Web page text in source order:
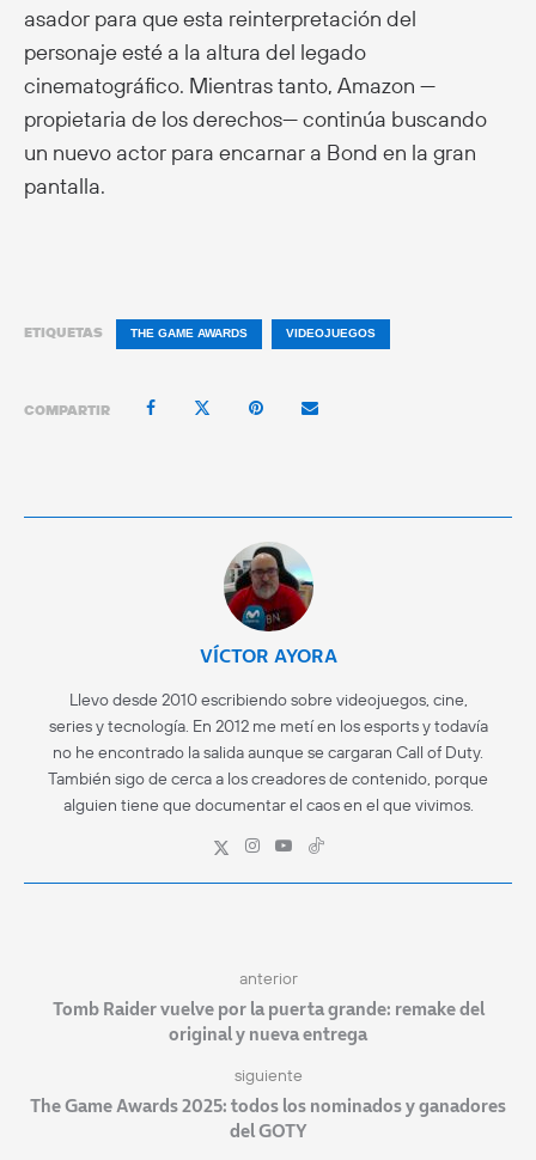
asador para que esta reinterpretación del
personaje esté a la altura del legado
cinematográfico. Mientras tanto, Amazon —
propietaria de los derechos— continúa buscando
un nuevo actor para encarnar a Bond en la gran
pantalla.
ETIQUETAS THE GAME AWARDS VIDEOJUEGOS
COMPARTIR
VÍCTOR AYORA
Llevo desde 2010 escribiendo sobre videojuegos, cine,
series y tecnología. En 2012 me metí en los esports y todavía
no he encontrado la salida aunque se cargaran Call of Duty.
También sigo de cerca a los creadores de contenido, porque
alguien tiene que documentar el caos en el que vivimos.
anterior
Tomb Raider vuelve por la puerta grande: remake del
original y nueva entrega
siguiente
The Game Awards 2025: todos los nominados y ganadores
del GOTY